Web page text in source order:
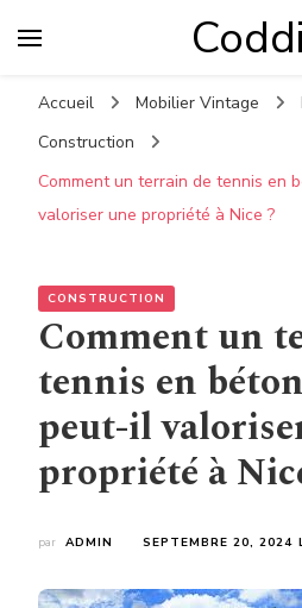
Accueil Mobilier Vintage
Construction
Comment un terrain de tennis en
valoriser une propriété à Nice ?
CONSTRUCTION
Comment un
tennis en
peut-il
propriété à
par ADMIN SEPTEMBRE 20, 2024